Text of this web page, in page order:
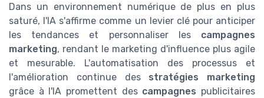
Dans un environnement numérique de plus en plus
saturé, l'IA s'affirme comme un levier clé pour anticiper
les tendances et personnaliser les campagnes
marketing, rendant le marketing d'influence plus agile
et mesurable. L'automatisation des processus et
l'amélioration continue des stratégies marketing
grâce à l'IA promettent des campagnes publicitaires